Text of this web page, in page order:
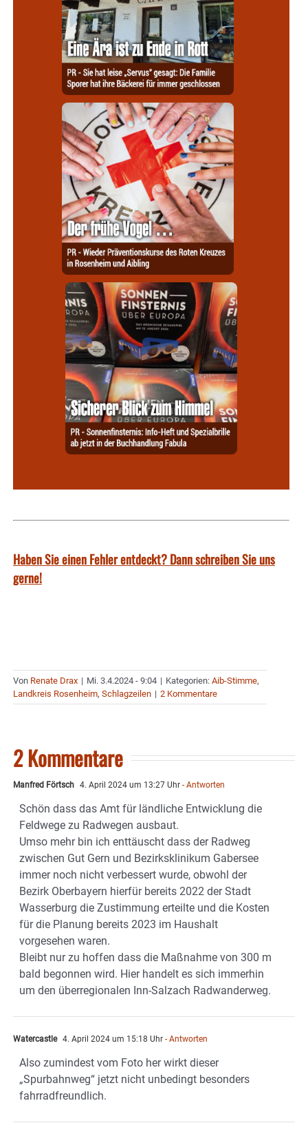
Haben Sie einen Fehler entdeckt? Dann schreiben Sie uns
gerne!
Von Renate Drax | Mi. 3.4.2024 - 9:04 | Kategorien: Aib-Stimme,
Landkreis Rosenheim, Schlagzeilen | 2 Kommentare
2 Kommentare
Manfred Förtsch 4. April 2024 um 13:27 Uhr - Antworten
Schön dass das Amt für ländliche Entwicklung die
Feldwege zu Radwegen ausbaut.
Umso mehr bin ich enttäuscht dass der Radweg
zwischen Gut Gern und Bezirksklinikum Gabersee
immer noch nicht verbessert wurde, obwohl der
Bezirk Oberbayern hierfür bereits 2022 der Stadt
Wasserburg die Zustimmung erteilte und die Kosten
für die Planung bereits 2023 im Haushalt
vorgesehen waren.
Bleibt nur zu hoffen dass die Maßnahme von 300 m
bald begonnen wird. Hier handelt es sich immerhin
um den überregionalen Inn-Salzach Radwanderweg.
Watercastle 4. April 2024 um 15:18 Uhr - Antworten
Also zumindest vom Foto her wirkt dieser
„Spurbahnweg“ jetzt nicht unbedingt besonders
fahrradfreundlich.